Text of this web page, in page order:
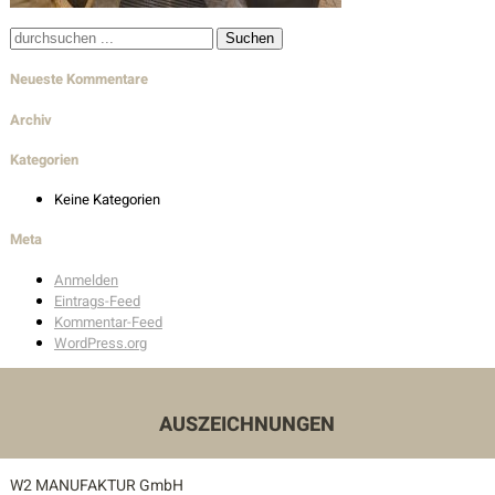
Wohnbau
Innenarchitektur
Unser Kontakt
Pressekontakt
Suche
Neueste Kommentare
Archiv
Kategorien
Keine Kategorien
Meta
Anmelden
Eintrags-Feed
Kommentar-Feed
WordPress.org
AUSZEICHNUNGEN
W2 MANUFAKTUR GmbH